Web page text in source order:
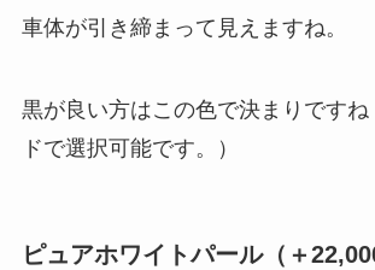
車体が引き締まって見えますね。
黒が良い方はこの色で決まりですね
ドで選択可能です。）
ピュアホワイトパール（＋